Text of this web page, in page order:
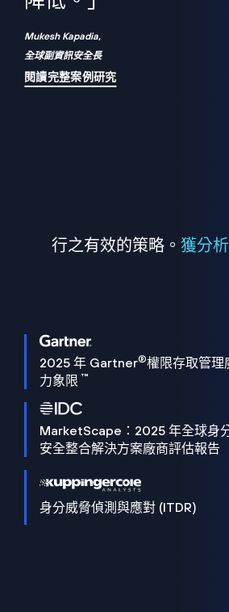
Mukesh Kapadia,
全球副資訊安全長
閱讀完整案例研究
行之有效的策略。 獲分
2025 年 Gartner®權限存取管理
力象限 ™
MarketScape：2025 年全球身
安全整合解決方案廠商評估報告
身分威脅偵測與應對 (ITDR)